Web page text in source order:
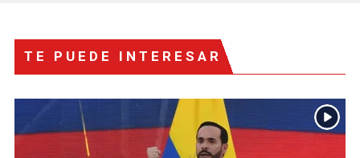
TE PUEDE INTERESAR